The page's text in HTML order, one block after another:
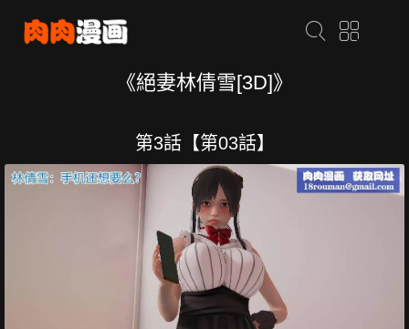
《絕妻林倩雪[3D]》
第3話【第03話】